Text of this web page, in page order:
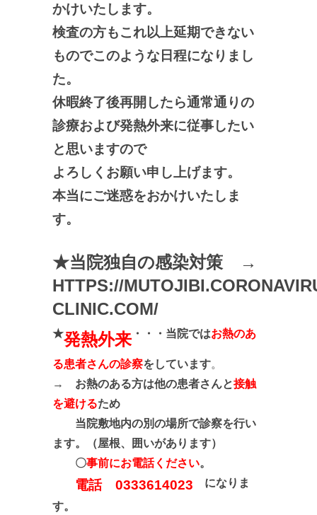
かけいたします。
検査の方もこれ以上延期できない
ものでこのような日程になりまし
た。
休暇終了後再開したら通常通りの
診療および発熱外来に従事したい
と思いますので
よろしくお願い申し上げます。
本当にご迷惑をおかけいたしま
す。
★当院独自の感染対策
→
HTTPS://
CLINIC.COM/
★発熱外来 ・・・当院ではお熱のあ
る患者さんの診察をしています。
→
お熱のある方は他の患者さんと接触
を避けるため
当院敷地内の別の場所で診察を行い
ます。（屋根、囲いがあります）
〇事前にお電話ください。
電話 0333614023
になりま
す。